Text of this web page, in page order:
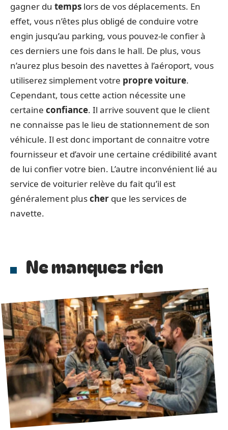
gagner du temps lors de vos déplacements. En
effet, vous n’êtes plus obligé de conduire votre
engin jusqu’au parking, vous pouvez-le confier à
ces derniers une fois dans le hall. De plus, vous
n’aurez plus besoin des navettes à l’aéroport, vous
utiliserez simplement votre propre voiture.
Cependant, tous cette action nécessite une
certaine confiance. Il arrive souvent que le client
ne connaisse pas le lieu de stationnement de son
véhicule. Il est donc important de connaitre votre
fournisseur et d’avoir une certaine crédibilité avant
de lui confier votre bien. L’autre inconvénient lié au
service de voiturier relève du fait qu’il est
généralement pluscher que les services de
navette.
Ne manquez rien